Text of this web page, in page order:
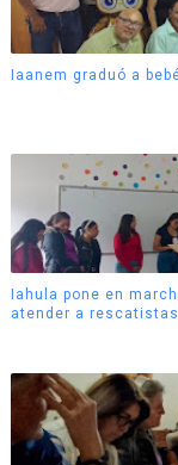
Iaanem graduó a
Iahula pone en
atender a rescatistas